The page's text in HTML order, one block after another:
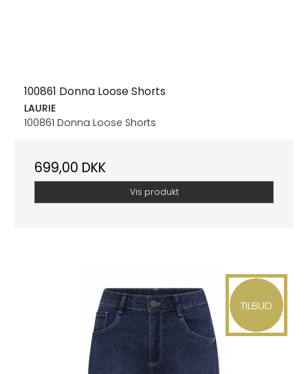
100861 Donna Loose Shorts
LAURIE
100861 Donna Loose Shorts
699,00 DKK
Vis produkt
TILBUD